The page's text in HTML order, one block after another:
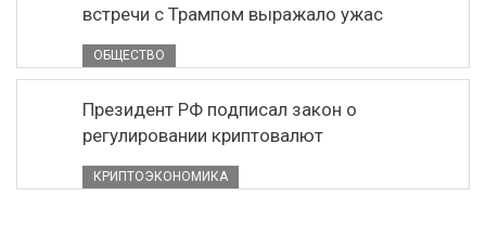
встречи с Трампом выражало ужас
ОБЩЕСТВО
Президент РФ подписал закон о
регулировании криптовалют
КРИПТОЭКОНОМИКА